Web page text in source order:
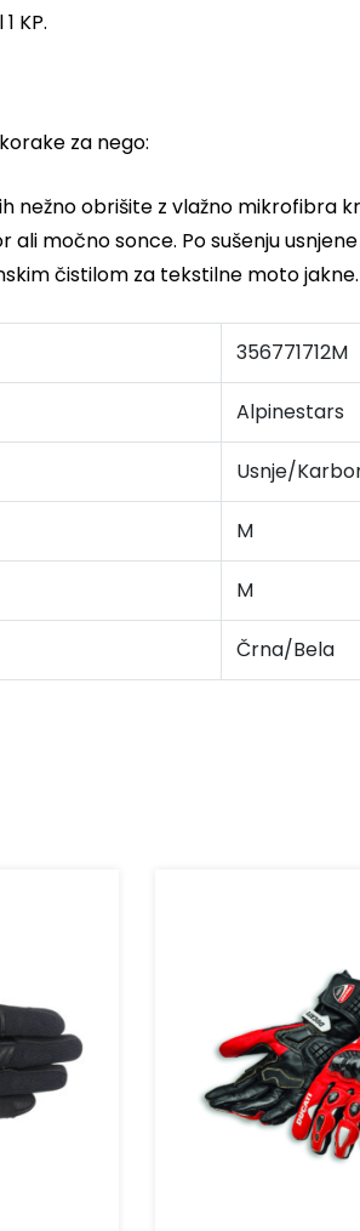
KP.
za nego:
nežno obrišite z vlažno
močno sonce. Po sušenju
čistilom za tekstilne moto jakne.
356771712M
Alpinestars
Usnje/
M
M
Črna/Bela